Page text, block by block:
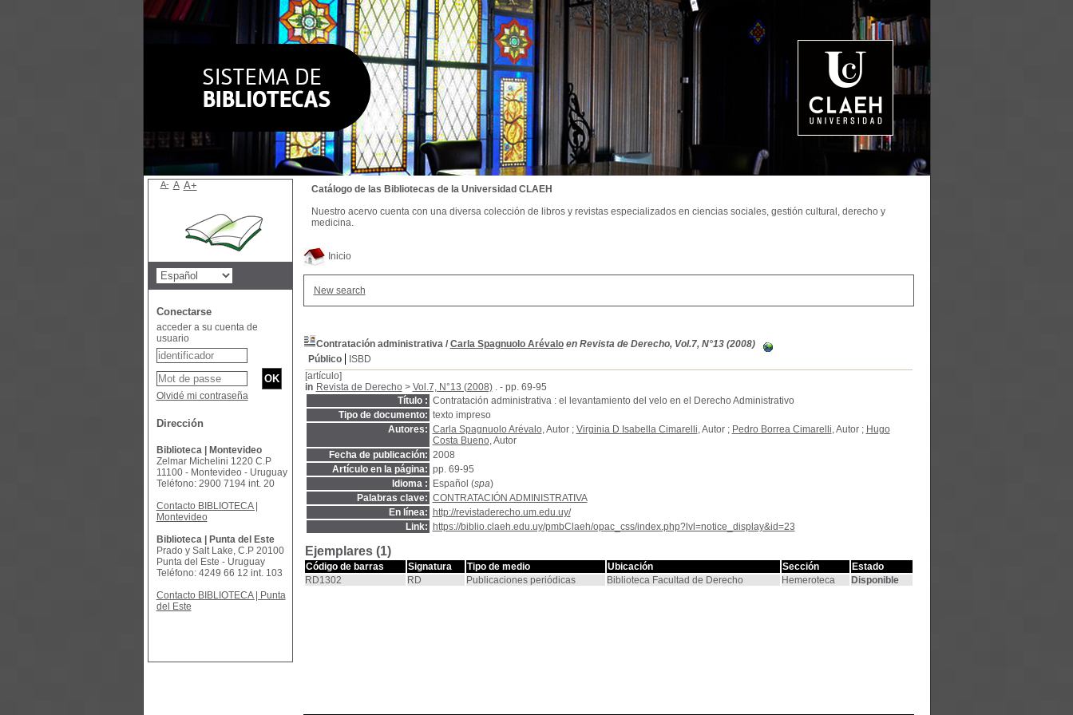
Inicio
New search
Contratación administrativa/ Carla Spagnuolo Arévalo en Revista de Derecho, Vol.7, N°13 (2008)
Público
ISBD
[artículo]
in Revista de Derecho> Vol.7, N°13 (2008). - pp. 69-95
Título : Contratación administrativa : el levantamiento del velo en el Derecho Administrativo
Tipo de documento: texto impreso
Autores: Carla Spagnuolo Arévalo, Autor ; Virginia D Isabella Cimarelli, Autor ; Pedro Borrea Cimarelli, Autor ; Hugo
Costa Bueno, Autor
Fecha de publicación: 2008
Artículo en la página: pp. 69-95
Idioma :
Español (spa)
Palabras clave: CONTRATACIÓN ADMINISTRATIVA
En línea:
http://revistaderecho.um.edu.uy/
Link:
https://biblio.claeh.edu.uy/pmbClaeh/opac_css/index.php?lvl=notice_display&id=23
Ejemplares (1)
Código de barras Signatura Tipo de medio Ubicación Sección
Estado
RD1302
RD Publicaciones periódicas Biblioteca Facultad de Derecho Hemeroteca Disponible
Catálogo de las Bibliotecas de la Universidad CLAEH
Nuestro acervo cuenta con una diversa colección de libros y revistas especializados en ciencias sociales, gestión cultural, derecho y
medicina.
A- A A+
Conectarse
acceder a su cuenta de
usuario
Olvidé mi contraseña
Dirección
Biblioteca | Montevideo
Zelmar Michelini 1220 C.P
11100 - Montevideo - Uruguay
Teléfono: 2900 7194 int. 20
Contacto BIBLIOTECA |
Montevideo
Biblioteca | Punta del Este
Prado y Salt Lake, C.P 20100
Punta del Este - Uruguay
Teléfono: 4249 66 12 int. 103
Contacto BIBLIOTECA | Punta
del Este